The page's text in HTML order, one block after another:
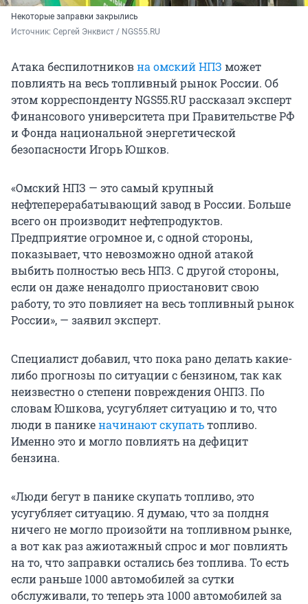
Некоторые заправки закрылись
Источник: Сергей Энквист / NGS55.RU
Атака беспилотниковна омский НПЗ может
повлиять на весь топливный рынок России. Об
этом корреспонденту NGS55.RU рассказал эксперт
Финансового университета при Правительстве РФ
и Фонда национальной энергетической
безопасности Игорь Юшков.
«Омский НПЗ — это самый крупный
нефтеперерабатывающий завод в России. Больше
всего он производит нефтепродуктов.
Предприятие огромное и, с одной стороны,
показывает, что невозможно одной атакой
выбить полностью весь НПЗ. С другой стороны,
если он даже ненадолго приостановит свою
работу, то это повлияет на весь топливный рынок
России», — заявил эксперт.
Специалист добавил, что пока рано делать какие-
либо прогнозы по ситуации с бензином, так как
неизвестно о степени повреждения ОНПЗ. По
словам Юшкова, усугубляет ситуацию и то, что
люди в паникеначинают скупатьтопливо.
Именно это и могло повлиять на дефицит
бензина.
«Люди бегут в панике скупать топливо, это
усугубляет ситуацию. Я думаю, что за полдня
ничего не могло произойти на топливном рынке,
а вот как раз ажиотажный спрос и мог повлиять
на то, что заправки остались без топлива. То есть
если раньше 1000 автомобилей за сутки
обслуживали, то теперь эта 1000 автомобилей за